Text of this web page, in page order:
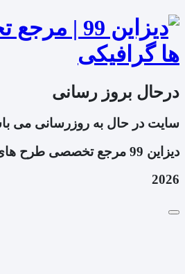
درحال بروز رسانی
سایت در حال به روزرسانی می
دیزاین 99 مرجع تخصصی طرح های گرافیکی
2026